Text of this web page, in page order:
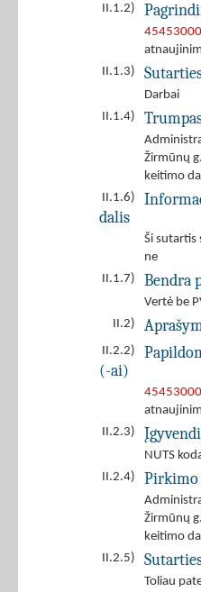
II.1.2)
45453000
II.1.3)
Darbai
II.1.4)
Žirmūnų
keitimo
II.1.6)
dalis
Ši sutartis
ne
II.1.7)
Bendra
Vertė be
II.2)
II.2.2)
(-ai)
45453000
II.2.3)
NUTS
II.2.4)
Pirkimo
Žirmūnų
keitimo
II.2.5)
Toliau